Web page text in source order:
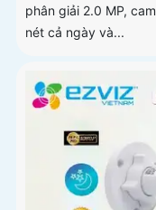
phân giải 2.0 MP,
nét cả ngày và...